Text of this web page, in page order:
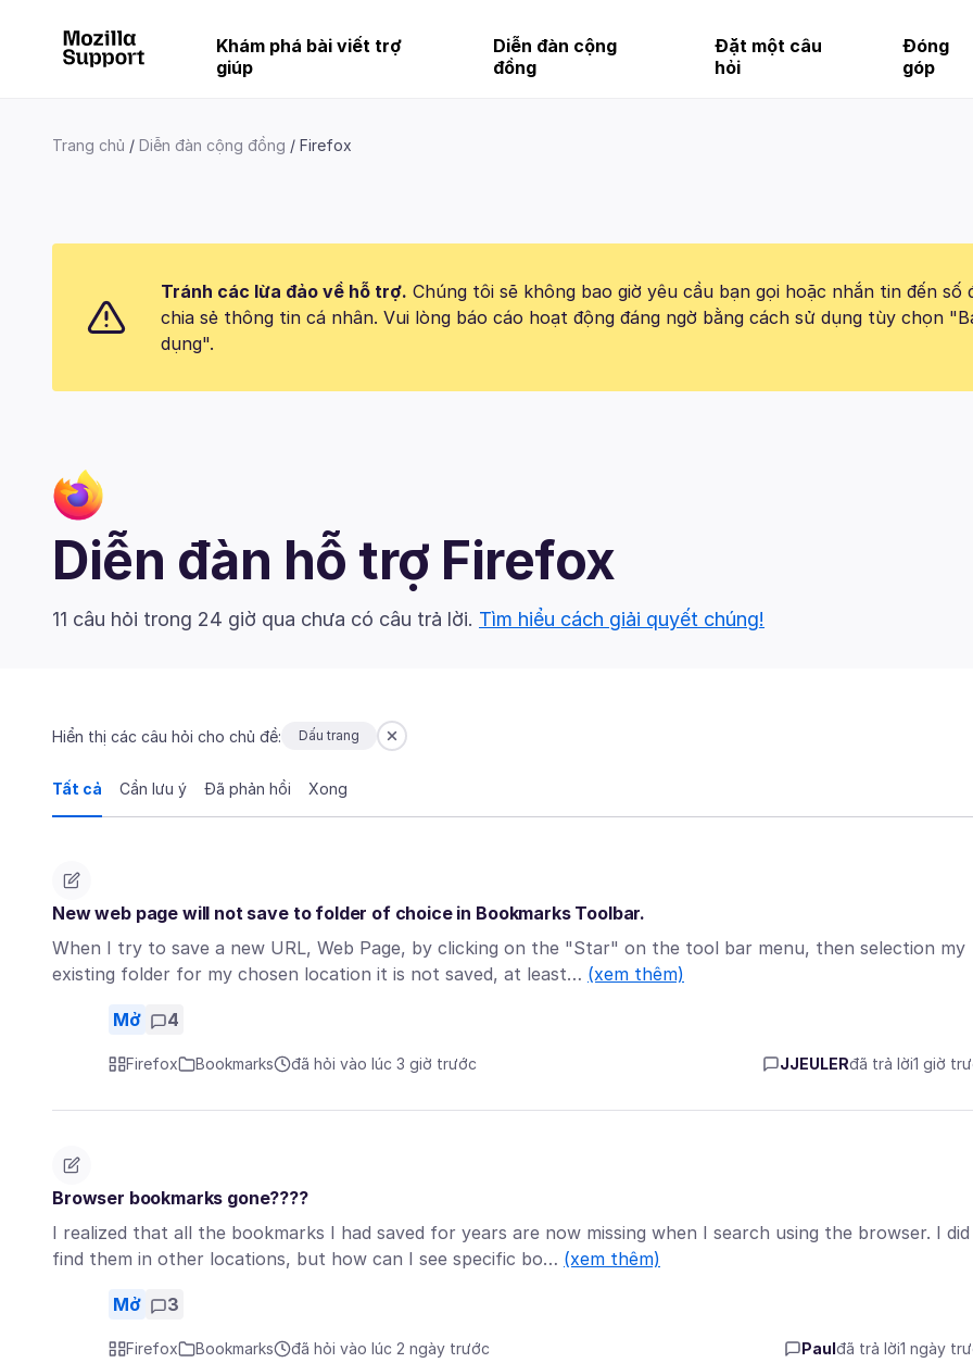
Khám phá bài viết trợ
giúp
Diễn đàn cộng
đồng
Đặt một câu
hỏi
Đóng
góp
Trang chủ Diễn đàn cộng đồng Firefox
Tránh các lừa đảo về hỗ trợ. Chúng tôi sẽ không bao giờ yêu cầu bạn gọi hoặc nhắn tin đến số
chia sẻ thông tin cá nhân. Vui lòng báo cáo hoạt động đáng ngờ bằng cách sử dụng tùy chọn
dụng".
Diễn đàn hỗ trợ Firefox
11 câu hỏi trong 24 giờ qua chưa có câu trả lời. Tìm hiểu cách giải quyết chúng!
Hiển thị các câu hỏi cho chủ đề: Dấu trang
Tất cả Cần lưu ý Đã phản hồi Xong
New web page will not save to folder of choice in Bookmarks Toolbar.
When I try to save a new URL, Web Page, by clicking on the "Star" on the tool bar menu, then selection my
existing folder for my chosen location it is not saved, at least… (xem thêm)
Mở 4
Firefox Bookmarks đã hỏi vào lúc 3 giờ trước JJEULERđã trả lời1 giờ
Browser bookmarks gone????
I realized that all the bookmarks I had saved for years are now missing when I search using the browser. I did
find them in other locations, but how can I see specific bo… (xem thêm)
Mở 3
Firefox Bookmarks đã hỏi vào lúc 2 ngày trước Paulđã trả lời1 ngày